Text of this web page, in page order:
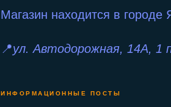
Магазин находится в городе
📍ул. Автодорожная, 14А, 1
ИНФОРМАЦИОННЫЕ ПОСТЫ